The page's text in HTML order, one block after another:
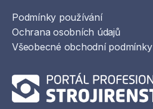
Podmínky používání
Ochrana osobních údajů
Všeobecné obchodní podmínky